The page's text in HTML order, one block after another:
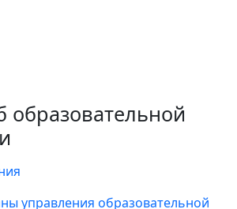
образовательной
управления образовательной